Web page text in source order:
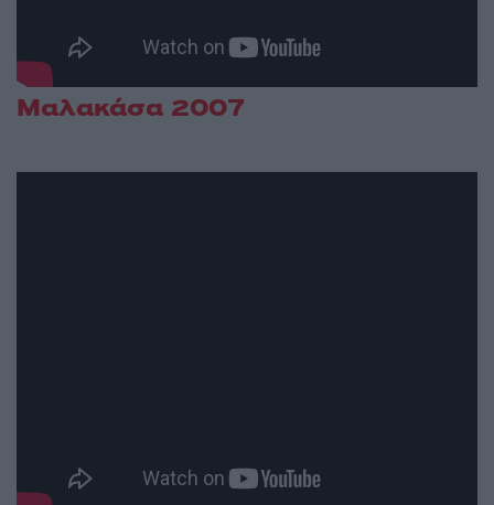
Μαλακάσα 2007